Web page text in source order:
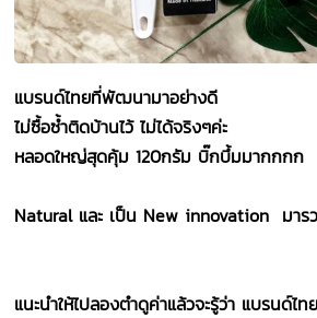
แบรนด์ไทยที่พัฒนามาอย่างดี
ไม่ซื้อซ้ำติดบ้านไว้ ไม่ได้จริงๆค่ะ
หลอดใหญ่สุดคุ้ม 120กรัม บิ๊กบึ้มมากกกก
Natural และ เป็น New innovation มาร
แนะนำให้ไปลองตำดูค่าแล้วจะรู้ว่า แบรนด์